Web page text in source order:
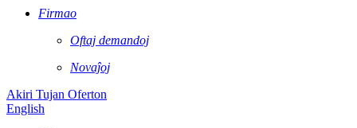
Firmao
Oftaj demandoj
Novaĵoj
Akiri Tujan Oferton
English